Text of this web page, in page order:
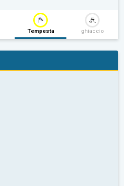
Tempesta ghiaccio